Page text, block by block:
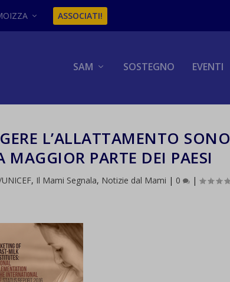
ASSOCIATI!
SAM SOSTEGNO EVENTI
L’ALLATTAMENTO SONO
PARTE DEI PAESI
, Il Mami Segnala, Notizie dal Mami | 0 |